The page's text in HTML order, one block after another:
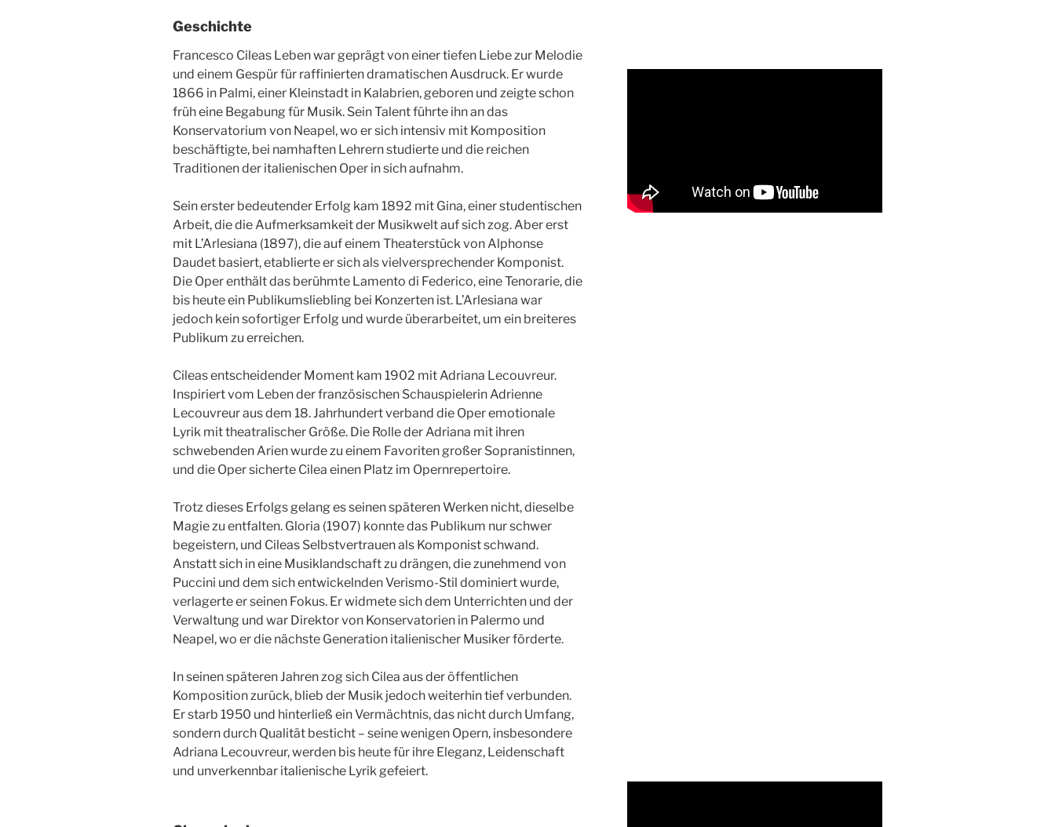
Geschichte
Francesco Cileas Leben war geprägt von einer tiefen Liebe zur Melodie
und einem Gespür für raffinierten dramatischen Ausdruck. Er wurde
1866 in Palmi, einer Kleinstadt in Kalabrien, geboren und zeigte schon
früh eine Begabung für Musik. Sein Talent führte ihn an das
Konservatorium von Neapel, wo er sich intensiv mit Komposition
beschäftigte, bei namhaften Lehrern studierte und die reichen
Traditionen der italienischen Oper in sich aufnahm.
Sein erster bedeutender Erfolg kam 1892 mit Gina, einer studentischen
Arbeit, die die Aufmerksamkeit der Musikwelt auf sich zog. Aber erst
mit L’Arlesiana (1897), die auf einem Theaterstück von Alphonse
Daudet basiert, etablierte er sich als vielversprechender Komponist.
Die Oper enthält das berühmte Lamento di Federico, eine Tenorarie, die
bis heute ein Publikumsliebling bei Konzerten ist. L’Arlesiana war
jedoch kein sofortiger Erfolg und wurde überarbeitet, um ein breiteres
Publikum zu erreichen.
Cileas entscheidender Moment kam 1902 mit Adriana Lecouvreur.
Inspiriert vom Leben der französischen Schauspielerin Adrienne
Lecouvreur aus dem 18. Jahrhundert verband die Oper emotionale
Lyrik mit theatralischer Größe. Die Rolle der Adriana mit ihren
schwebenden Arien wurde zu einem Favoriten großer Sopranistinnen,
und die Oper sicherte Cilea einen Platz im Opernrepertoire.
Trotz dieses Erfolgs gelang es seinen späteren Werken nicht, dieselbe
Magie zu entfalten. Gloria (1907) konnte das Publikum nur schwer
begeistern, und Cileas Selbstvertrauen als Komponist schwand.
Anstatt sich in eine Musiklandschaft zu drängen, die zunehmend von
Puccini und dem sich entwickelnden Verismo-Stil dominiert wurde,
verlagerte er seinen Fokus. Er widmete sich dem Unterrichten und der
Verwaltung und war Direktor von Konservatorien in Palermo und
Neapel, wo er die nächste Generation italienischer Musiker förderte.
In seinen späteren Jahren zog sich Cilea aus der öffentlichen
Komposition zurück, blieb der Musik jedoch weiterhin tief verbunden.
Er starb 1950 und hinterließ ein Vermächtnis, das nicht durch Umfang,
sondern durch Qualität besticht – seine wenigen Opern, insbesondere
Adriana Lecouvreur, werden bis heute für ihre Eleganz, Leidenschaft
und unverkennbar italienische Lyrik gefeiert.